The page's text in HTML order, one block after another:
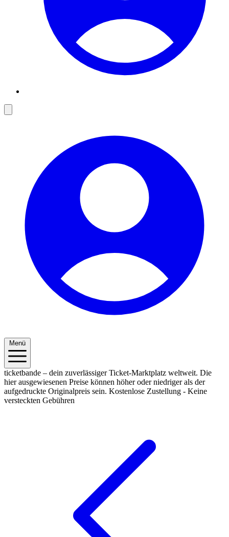
Menü
ticketbande – dein zuverlässiger Ticket-Marktplatz weltweit. Die
hier ausgewiesenen Preise können höher oder niedriger als der
aufgedruckte Originalpreis sein. Kostenlose Zustellung - Keine
versteckten Gebühren